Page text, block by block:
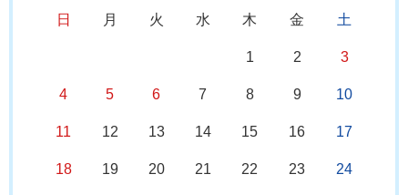
日 月 火 水 木 金 土
1 2 3
4 5 6 7 8 9 10
11 12 13 14 15 16 17
18 19 20 21 22 23 24